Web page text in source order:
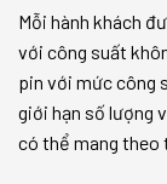
Mỗi hành khách
với công suất
pin với mức công
giới hạn số lượng
có thể mang theo